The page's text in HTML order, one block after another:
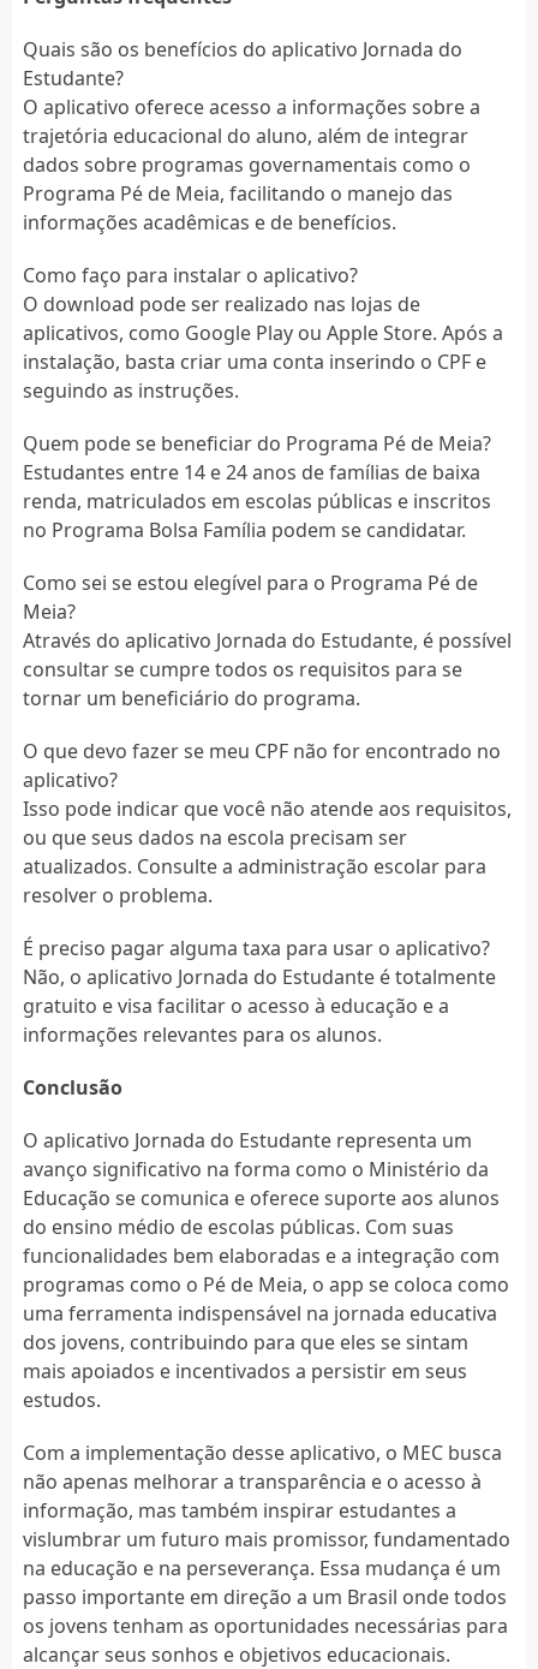
Quais são os benefícios do aplicativo Jornada do
Estudante?
O aplicativo oferece acesso a informações sobre a
trajetória educacional do aluno, além de integrar
dados sobre programas governamentais como o
Programa Pé de Meia, facilitando o manejo das
informações acadêmicas e de benefícios.
Como faço para instalar o aplicativo?
O download pode ser realizado nas lojas de
aplicativos, como Google Play ou Apple Store. Após a
instalação, basta criar uma conta inserindo o CPF e
seguindo as instruções.
Quem pode se beneficiar do Programa Pé de Meia?
Estudantes entre 14 e 24 anos de famílias de baixa
renda, matriculados em escolas públicas e inscritos
no Programa Bolsa Família podem se candidatar.
Como sei se estou elegível para o Programa Pé de
Meia?
Através do aplicativo Jornada do Estudante, é possível
consultar se cumpre todos os requisitos para se
tornar um beneficiário do programa.
O que devo fazer se meu CPF não for encontrado no
aplicativo?
Isso pode indicar que você não atende aos requisitos,
ou que seus dados na escola precisam ser
atualizados. Consulte a administração escolar para
resolver o problema.
É preciso pagar alguma taxa para usar o aplicativo?
Não, o aplicativo Jornada do Estudante é totalmente
gratuito e visa facilitar o acesso à educação e a
informações relevantes para os alunos.
Conclusão
O aplicativo Jornada do Estudante representa um
avanço significativo na forma como o Ministério da
Educação se comunica e oferece suporte aos alunos
do ensino médio de escolas públicas. Com suas
funcionalidades bem elaboradas e a integração com
programas como o Pé de Meia, o app se coloca como
uma ferramenta indispensável na jornada educativa
dos jovens, contribuindo para que eles se sintam
mais apoiados e incentivados a persistir em seus
estudos.
Com a implementação desse aplicativo, o MEC busca
não apenas melhorar a transparência e o acesso à
informação, mas também inspirar estudantes a
vislumbrar um futuro mais promissor, fundamentado
na educação e na perseverança. Essa mudança é um
passo importante em direção a um Brasil onde todos
os jovens tenham as oportunidades necessárias para
alcançar seus sonhos e objetivos educacionais.